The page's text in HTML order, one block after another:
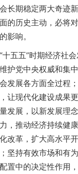
长期稳定两大奇迹
的历史主动，必将
影响。
五五”时期经济社会
护党中央权威和集
发展各方面全过程
让现代化建设成果
发展，以新发展理
，推动经济持续健
改革，扩大高水平
坚持有效市场和有
置中的决定性作用